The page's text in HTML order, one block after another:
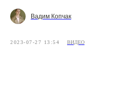
Вадим Копчак
2023-07-27 13:54 ВИДЕО